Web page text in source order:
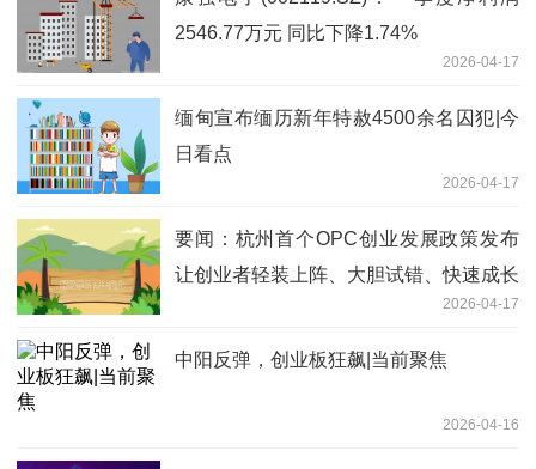
2546.77万元 同比下降1.74%
2026-04-17
缅甸宣布缅历新年特赦4500余名囚犯|今
日看点
2026-04-17
要闻：杭州首个OPC创业发展政策发布
让创业者轻装上阵、大胆试错、快速成长
2026-04-17
中阳反弹，创业板狂飙|当前聚焦
2026-04-16